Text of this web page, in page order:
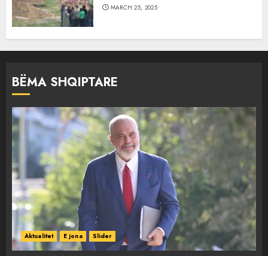
MARCH 25, 2025
BËMA SHQIPTARE
Aktualitet E jona Slider